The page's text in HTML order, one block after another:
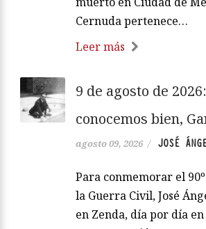
Cernuda pertenece…
Leer más
9 de agosto de
conocemos bien,
agosto 09, 2026 / JOSÉ
Para conmemorar el
la Guerra Civil, José
en Zenda, día por día